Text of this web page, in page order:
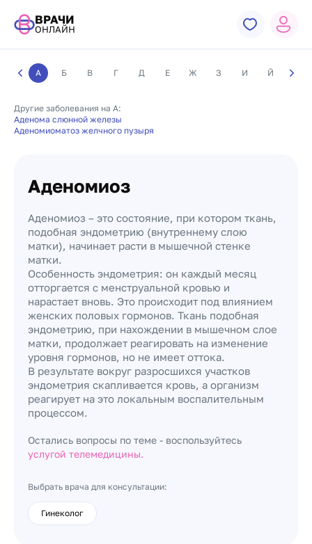
ВРАЧИ
ОНЛАЙН
А Б В Г Д Е Ж З И Й К
Другие заболевания на А:
Аденома слюнной железы
Аденомиоматоз желчного пузыря
Аденомиоз
Аденомиоз – это состояние, при котором ткань,
подобная эндометрию (внутреннему слою
матки), начинает расти в мышечной стенке
матки.
Особенность эндометрия: он каждый месяц
отторгается с менструальной кровью и
нарастает вновь. Это происходит под влиянием
женских половых гормонов. Ткань подобная
эндометрию, при нахождении в мышечном слое
матки, продолжает реагировать на изменение
уровня гормонов, но не имеет оттока.
В результате вокруг разросшихся участков
эндометрия скапливается кровь, а организм
реагирует на это локальным воспалительным
процессом.
Остались вопросы по теме - воспользуйтесь
услугой телемедицины.
Выбрать врача для консультации:
Гинеколог